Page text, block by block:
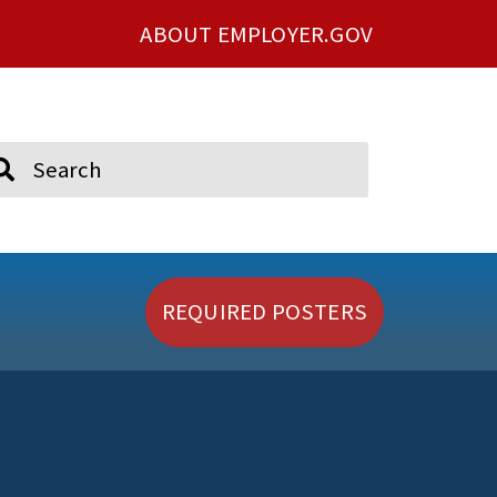
ABOUT EMPLOYER.GOV
REQUIRED POSTERS